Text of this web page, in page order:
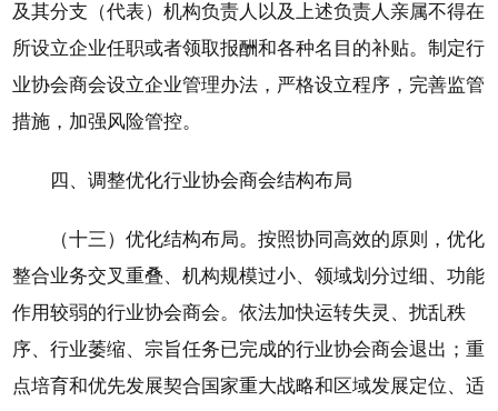
及其分支（代表）机构负责人以及上述负责人亲属不得在
所设立企业任职或者领取报酬和各种名目的补贴。制定行
业协会商会设立企业管理办法，严格设立程序，完善监管
措施，加强风险管控。
四、调整优化行业协会商会结构布局
（十三）优化结构布局。按照协同高效的原则，优化
整合业务交叉重叠、机构规模过小、领域划分过细、功能
作用较弱的行业协会商会。依法加快运转失灵、扰乱秩
序、行业萎缩、宗旨任务已完成的行业协会商会退出；重
点培育和优先发展契合国家重大战略和区域发展定位、适